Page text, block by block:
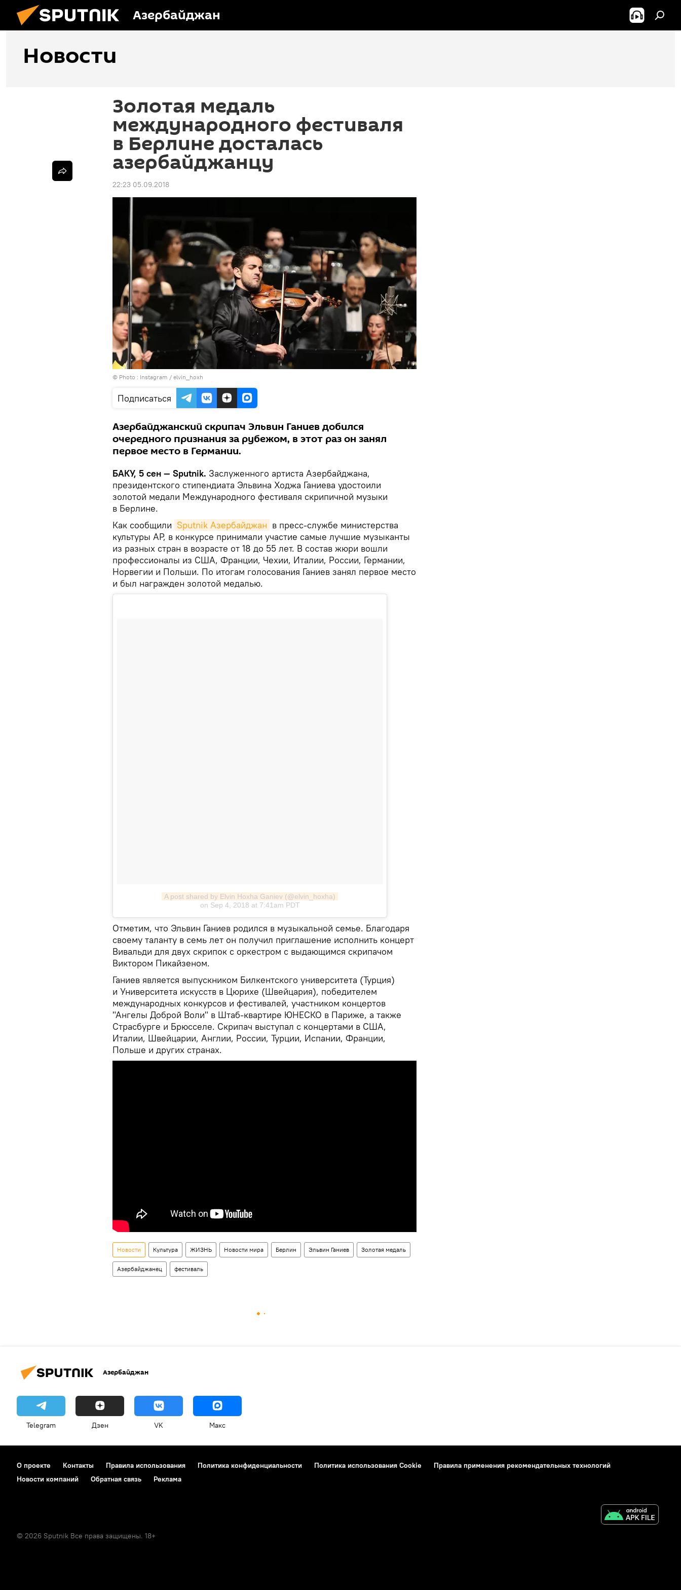
Азербайджан
Новости
Золотая медаль
международного фестиваля
в Берлине досталась
азербайджанцу
22:23 05.09.2018
© Photo : Instagram / elvin_hoxh
Подписаться
Азербайджанский скрипач Эльвин Ганиев добился
очередного признания за рубежом, в этот раз он занял
первое место в Германии.
БАКУ, 5 сен — Sputnik. Заслуженного артиста Азербайджана,
президентского стипендиата Эльвина Ходжа Ганиева удостоили
золотой медали Международного фестиваля скрипичной музыки
в Берлине.
Как сообщили Sputnik Азербайджан в пресс-службе министерства
культуры АР, в конкурсе принимали участие самые лучшие музыканты
из разных стран в возрасте от 18 до 55 лет. В состав жюри вошли
профессионалы из США, Франции, Чехии, Италии, России, Германии,
Норвегии и Польши. По итогам голосования Ганиев занял первое место
и был награжден золотой медалью.
A post shared by Elvin Hoxha Ganiev (@elvin_hoxha)
on Sep 4, 2018 at 7:41am PDT
Отметим, что Эльвин Ганиев родился в музыкальной семье. Благодаря
своему таланту в семь лет он получил приглашение исполнить концерт
Вивальди для двух скрипок с оркестром с выдающимся скрипачом
Виктором Пикайзеном.
Ганиев является выпускником Билкентского университета (Турция)
и Университета искусств в Цюрихе (Швейцария), победителем
международных конкурсов и фестивалей, участником концертов
"Ангелы Доброй Воли" в Штаб-квартире ЮНЕСКО в Париже, а также
Страсбурге и Брюсселе. Скрипач выступал с концертами в США,
Италии, Швейцарии, Англии, России, Турции, Испании, Франции,
Польше и других странах.
Новости Культура ЖИЗНЬ Новости мира Берлин Эльвин Ганиев Золотая медаль
Азербайджанец фестиваль
Азербайджан
Telegram Дзен VK Макс
О проекте Контакты Правила использования Политика конфиденциальности Политика использования Cookie
Правила применения рекомендательных технологий
Новости компаний
Обратная связь Реклама
© 2026 Sputnik Все права защищены. 18+